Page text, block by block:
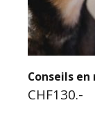
Conseils
CHF130.-